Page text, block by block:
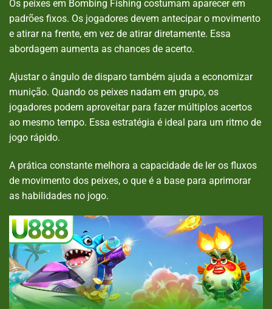
Os peixes em Bombing Fishing costumam aparecer em
padrões fixos. Os jogadores devem antecipar o movimento
e atirar na frente, em vez de atirar diretamente. Essa
abordagem aumenta as chances de acerto.
Ajustar o ângulo de disparo também ajuda a economizar
munição. Quando os peixes nadam em grupo, os
jogadores podem aproveitar para fazer múltiplos acertos
ao mesmo tempo. Essa estratégia é ideal para um ritmo de
jogo rápido.
A prática constante melhora a capacidade de ler os fluxos
de movimento dos peixes, o que é a base para aprimorar
as habilidades no jogo.